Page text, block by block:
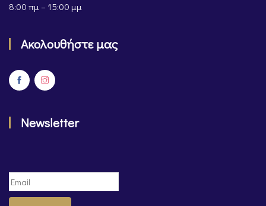
8:00 πμ – 15:00 μμ
Ακολουθήστε μας
Newsletter